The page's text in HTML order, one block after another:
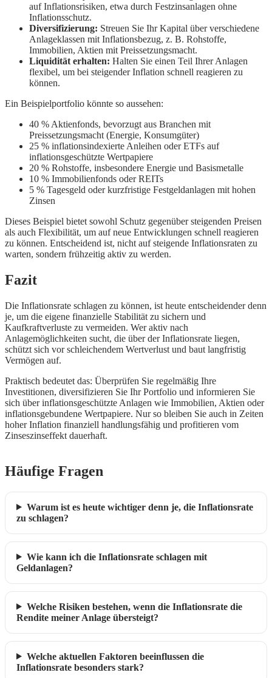
auf Inflationsrisiken, etwa durch Festzinsanlagen ohne
Inflationsschutz.
Diversifizierung: Streuen Sie Ihr Kapital über verschiedene
Anlageklassen mit Inflationsbezug, z. B. Rohstoffe,
Immobilien, Aktien mit Preissetzungsmacht.
Liquidität erhalten: Halten Sie einen Teil Ihrer Anlagen
flexibel, um bei steigender Inflation schnell reagieren zu
können.
Ein Beispielportfolio könnte so aussehen:
40 % Aktienfonds, bevorzugt aus Branchen mit
Preissetzungsmacht (Energie, Konsumgüter)
25 % inflationsindexierte Anleihen oder ETFs auf
inflationsgeschützte Wertpapiere
20 % Rohstoffe, insbesondere Energie und Basismetalle
10 % Immobilienfonds oder REITs
5 % Tagesgeld oder kurzfristige Festgeldanlagen mit hohen
Zinsen
Dieses Beispiel bietet sowohl Schutz gegenüber steigenden Preisen
als auch Flexibilität, um auf neue Entwicklungen schnell reagieren
zu können. Entscheidend ist, nicht auf steigende Inflationsraten zu
warten, sondern frühzeitig aktiv zu werden.
Fazit
Die Inflationsrate schlagen zu können, ist heute entscheidender denn
je, um die eigene finanzielle Stabilität zu sichern und
Kaufkraftverluste zu vermeiden. Wer aktiv nach
Anlagemöglichkeiten sucht, die über der Inflationsrate liegen,
schützt sich vor schleichendem Wertverlust und baut langfristig
Vermögen auf.
Praktisch bedeutet das: Überprüfen Sie regelmäßig Ihre
Investitionen, diversifizieren Sie Ihr Portfolio und informieren Sie
sich über inflationsgeschützte Anlagen wie Immobilien, Aktien oder
inflationsgebundene Wertpapiere. Nur so bleiben Sie auch in Zeiten
hoher Inflation finanziell handlungsfähig und profitieren vom
Zinseszinseffekt dauerhaft.
Häufige Fragen
Warum ist es heute wichtiger denn je, die Inflationsrate
zu schlagen?
Wie kann ich die Inflationsrate schlagen mit
Geldanlagen?
Welche Risiken bestehen, wenn die Inflationsrate die
Rendite meiner Anlage übersteigt?
Welche aktuellen Faktoren beeinflussen die
Inflationsrate besonders stark?